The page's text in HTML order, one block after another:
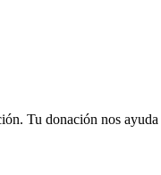
Tu donación nos